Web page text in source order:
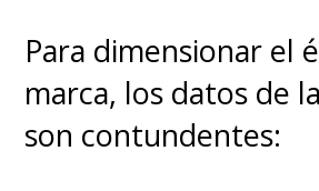
Para dimensionar el
marca, los datos de
son contundentes: